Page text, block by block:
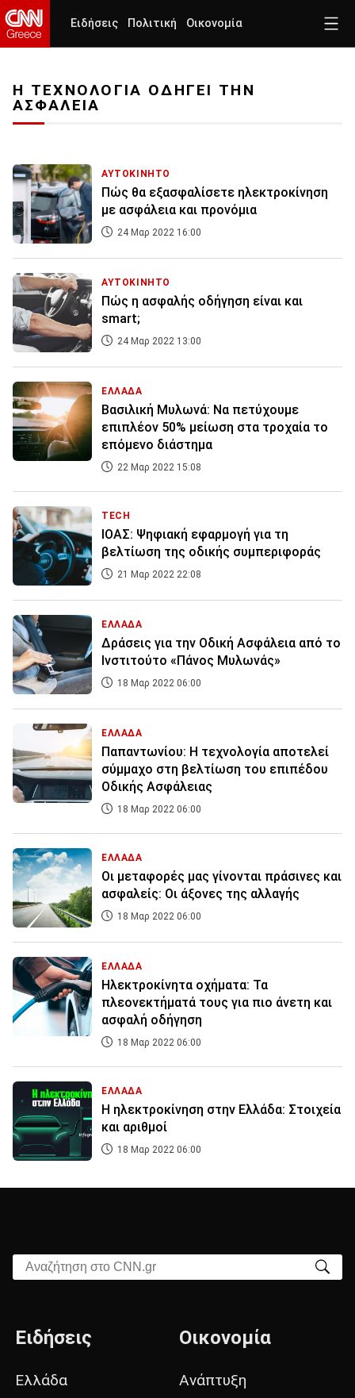
Ειδήσεις Πολιτική Οικονομία
Η ΤΕΧΝΟΛΟΓΙΑ ΟΔΗΓΕΙ ΤΗΝ
ΑΣΦΑΛΕΙΑ
ΑΥΤΟΚΙΝΗΤΟ
Πώς θα εξασφαλίσετε ηλεκτροκίνηση
με ασφάλεια και προνόμια
24 Μαρ 2022 16:00
ΑΥΤΟΚΙΝΗΤΟ
Πώς η ασφαλής οδήγηση είναι και
smart;
24 Μαρ 2022 13:00
ΕΛΛΑΔΑ
Βασιλική Μυλωνά: Να πετύχουμε
επιπλέον 50% μείωση στα τροχαία το
επόμενο διάστημα
22 Μαρ 2022 15:08
TECH
ΙΟΑΣ: Ψηφιακή εφαρμογή για τη
βελτίωση της οδικής συμπεριφοράς
21 Μαρ 2022 22:08
ΕΛΛΑΔΑ
Δράσεις για την Οδική Ασφάλεια από το
Ινστιτούτο «Πάνος Μυλωνάς»
18 Μαρ 2022 06:00
ΕΛΛΑΔΑ
Παπαντωνίου: Η τεχνολογία αποτελεί
σύμμαχο στη βελτίωση του επιπέδου
Οδικής Ασφάλειας
18 Μαρ 2022 06:00
ΕΛΛΑΔΑ
Οι μεταφορές μας γίνονται πράσινες και
ασφαλείς: Οι άξονες της αλλαγής
18 Μαρ 2022 06:00
ΕΛΛΑΔΑ
Ηλεκτροκίνητα οχήματα: Τα
πλεονεκτήματά τους για πιο άνετη και
ασφαλή οδήγηση
18 Μαρ 2022 06:00
ΕΛΛΑΔΑ
Η ηλεκτροκίνηση στην Ελλάδα: Στοιχεία
και αριθμοί
18 Μαρ 2022 06:00
Αναζήτηση στο CNN.gr
Ειδήσεις
Ελλάδα
Οικονομία
Ανάπτυξη